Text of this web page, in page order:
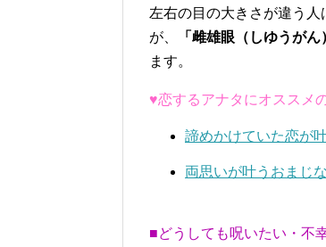
左右の目の大きさが違う
が、
「雌雄眼（しゆうがん
ます。
♥恋するアナタにオススメ
諦めかけていた恋が
両思いが叶うおまじ
■どうしても呪いたい・不